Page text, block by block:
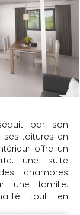
par son
ses toitures en
offre un
une suite
chambres
une famille.
tout en